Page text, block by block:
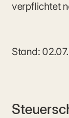
verpflichtet
Stand: